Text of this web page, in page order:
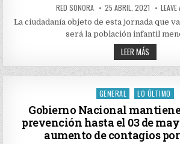
AUTHOR:
RED SONORA PUBLISHED
DATE:
25 ABRIL, 2021
La ciudadanía objeto de esta jornada que
será la población infantil
LEER MÁSSEGUNDA
JORNADA
DE
461
MIL
DEL
ESQUEMA
REGULAR
Posted
in
GENERAL LO ÚLTIMO
Gobierno Nacional
prevención hasta el 03 de
aumento de contagios